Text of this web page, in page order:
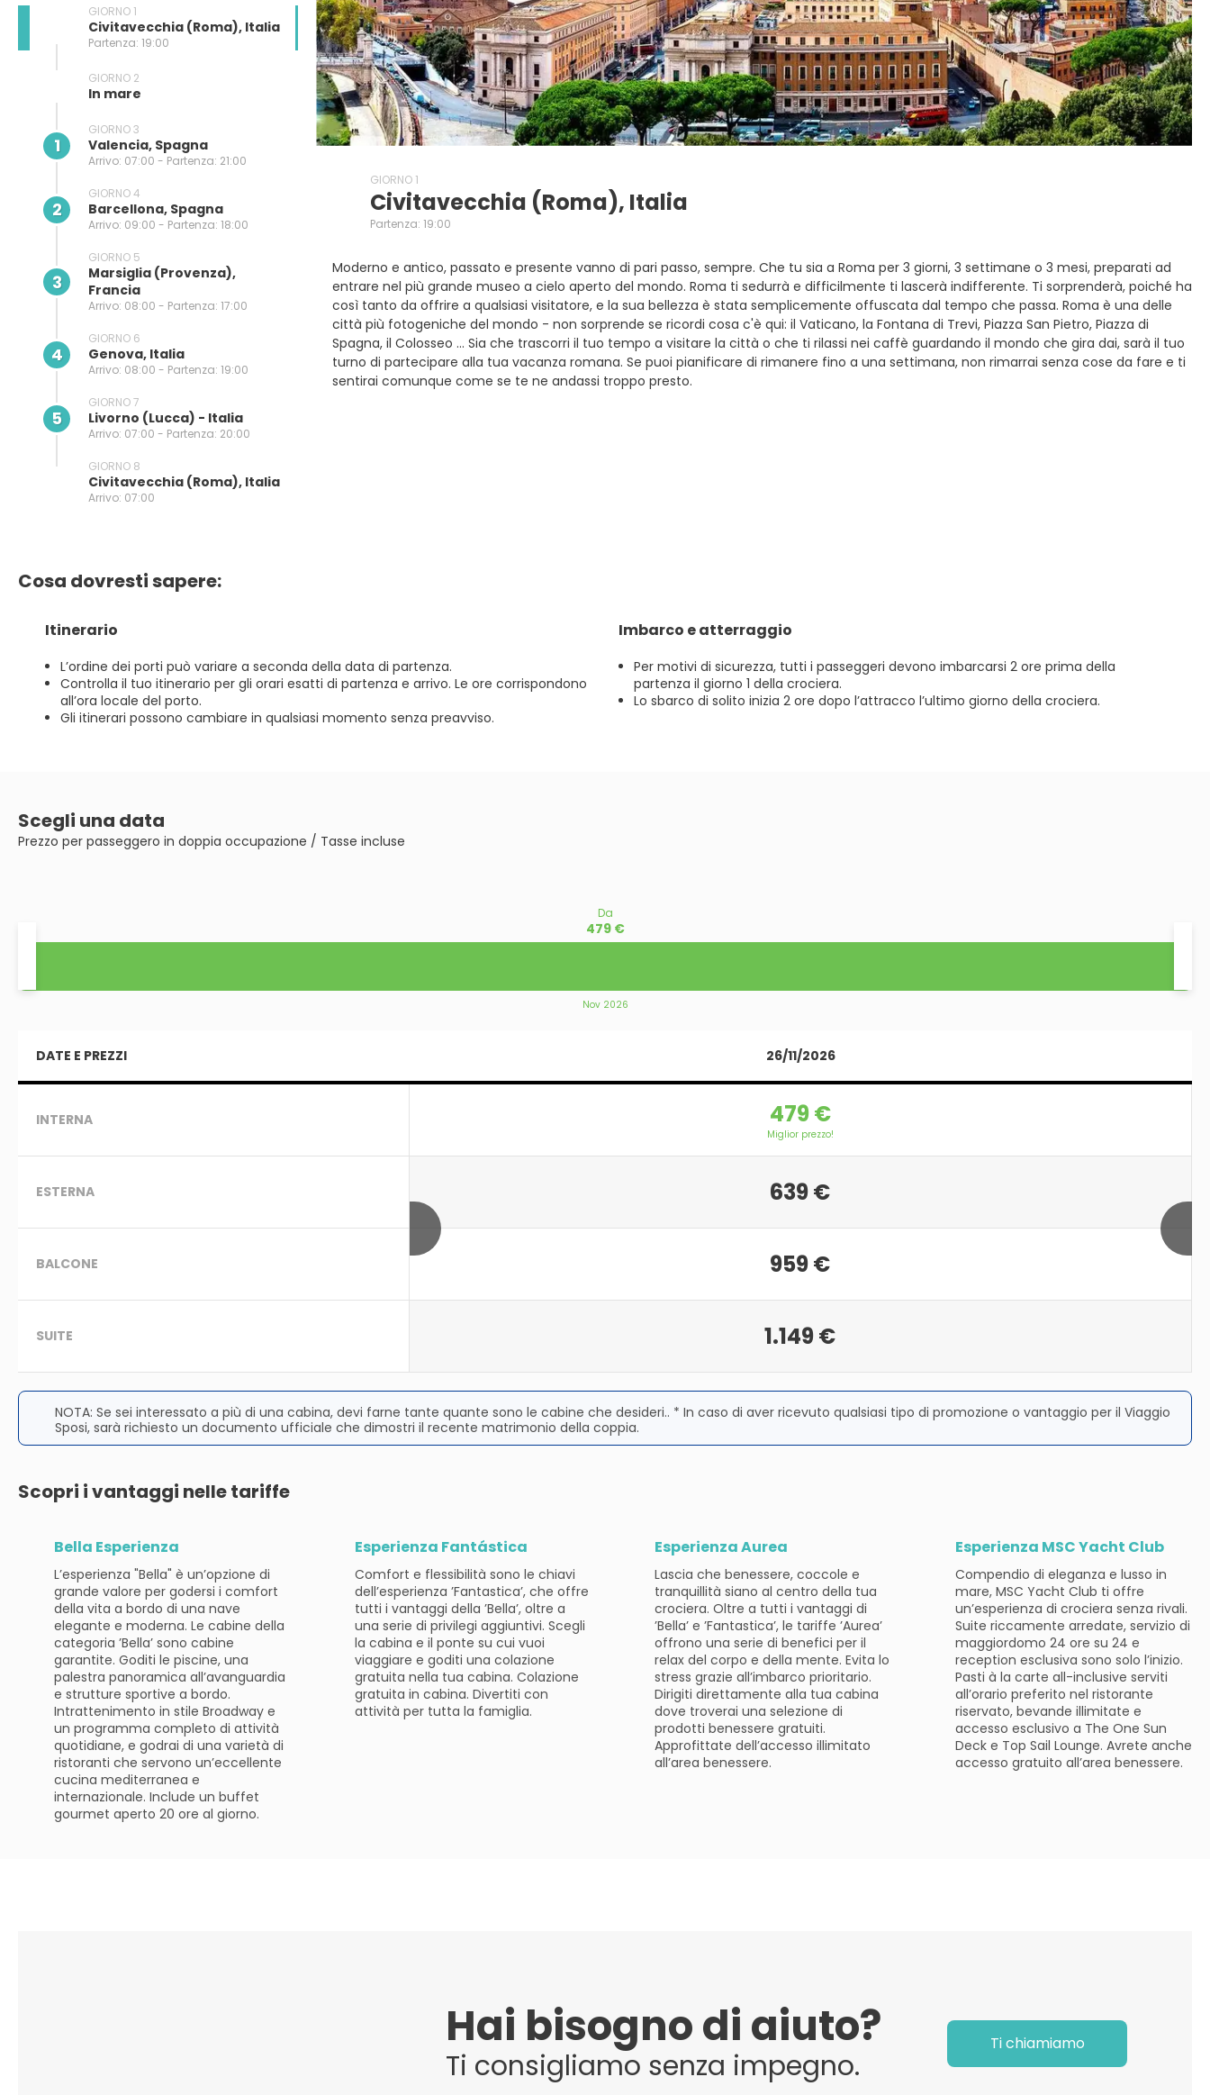
GIORNO 1
Civitavecchia (Roma), Italia
Partenza: 19:00
GIORNO 2
In mare
1
GIORNO 3
Valencia, Spagna
Arrivo: 07:00 - Partenza: 21:00
2
GIORNO 4
Barcellona, Spagna
Arrivo: 09:00 - Partenza: 18:00
3
GIORNO 5
Marsiglia (provenza),
Francia
Arrivo: 08:00 - Partenza: 17:00
4
GIORNO 6
Genova, Italia
Arrivo: 08:00 - Partenza: 19:00
5
GIORNO 7
Livorno (lucca) - Italia
Arrivo: 07:00 - Partenza: 20:00
GIORNO 8
Civitavecchia (Roma), Italia
Arrivo: 07:00
GIORNO 1
Civitavecchia (Roma), Italia
Partenza: 19:00
Moderno e antico, passato e presente vanno di pari passo, sempre. Che tu sia a Roma per 3 giorni, 3 settimane o 3 mesi, preparati ad
entrare nel più grande museo a cielo aperto del mondo. Roma ti sedurrà e difficilmente ti lascerà indifferente. Ti sorprenderà, poiché ha
così tanto da offrire a qualsiasi visitatore, e la sua bellezza è stata semplicemente offuscata dal tempo che passa. Roma è una delle
città più fotogeniche del mondo - non sorprende se ricordi cosa c'è qui: il Vaticano, la Fontana di Trevi, Piazza San Pietro, Piazza di
Spagna, il Colosseo ... Sia che trascorri il tuo tempo a visitare la città o che ti rilassi nei caffè guardando il mondo che gira dai, sarà il tuo
turno di partecipare alla tua vacanza romana. Se puoi pianificare di rimanere fino a una settimana, non rimarrai senza cose da fare e ti
sentirai comunque come se te ne andassi troppo presto.
Cosa dovresti sapere:
Itinerario
L’ordine dei porti può variare a seconda della data di partenza.
Controlla il tuo itinerario per gli orari esatti di partenza e arrivo. Le ore corrispondono
all’ora locale del porto.
Gli itinerari possono cambiare in qualsiasi momento senza preavviso.
Imbarco e atterraggio
Per motivi di sicurezza, tutti i passeggeri devono imbarcarsi 2 ore prima della
partenza il giorno 1 della crociera.
Lo sbarco di solito inizia 2 ore dopo l’attracco l’ultimo giorno della crociera.
Scegli una data
Prezzo per passeggero in doppia occupazione / Tasse incluse
Da
479 €
Nov 2026
DATE E PREZZI
INTERNA
ESTERNA
BALCONE
SUITE
26/11/2026
479 €
Miglior prezzo!
639 €
959 €
1.149 €
NOTA: Se sei interessato a più di una cabina, devi farne tante quante sono le cabine che desideri.. * In caso di aver ricevuto qualsiasi tipo di promozione o vantaggio per il Viaggio
Sposi, sarà richiesto un documento ufficiale che dimostri il recente matrimonio della coppia.
Scopri i vantaggi nelle tariffe
Bella Esperienza
L’esperienza "Bella" è un’opzione di
grande valore per godersi i comfort
della vita a bordo di una nave
elegante e moderna. Le cabine della
categoria ’Bella’ sono cabine
garantite. Goditi le piscine, una
palestra panoramica all’avanguardia
e strutture sportive a bordo.
Intrattenimento in stile Broadway e
un programma completo di attività
quotidiane, e godrai di una varietà di
ristoranti che servono un’eccellente
cucina mediterranea e
internazionale. Include un buffet
gourmet aperto 20 ore al giorno.
Esperienza Fantástica
Comfort e flessibilità sono le chiavi
dell’esperienza ’Fantastica’, che offre
tutti i vantaggi della ’Bella’, oltre a
una serie di privilegi aggiuntivi. Scegli
la cabina e il ponte su cui vuoi
viaggiare e goditi una colazione
gratuita nella tua cabina. Colazione
gratuita in cabina. Divertiti con
attività per tutta la famiglia.
Esperienza Aurea
Lascia che benessere, coccole e
tranquillità siano al centro della tua
crociera. Oltre a tutti i vantaggi di
’Bella’ e ’Fantastica’, le tariffe ’Aurea’
offrono una serie di benefici per il
relax del corpo e della mente. Evita lo
stress grazie all’imbarco prioritario.
Dirigiti direttamente alla tua cabina
dove troverai una selezione di
prodotti benessere gratuiti.
Approfittate dell’accesso illimitato
all’area benessere.
Esperienza MSC Yacht Club
Compendio di eleganza e lusso in
mare, MSC Yacht Club ti offre
un’esperienza di crociera senza rivali.
Suite riccamente arredate, servizio di
maggiordomo 24 ore su 24 e
reception esclusiva sono solo l’inizio.
Pasti à la carte all-inclusive serviti
all’orario preferito nel ristorante
riservato, bevande illimitate e
accesso esclusivo a The One Sun
Deck e Top Sail Lounge. Avrete anche
accesso gratuito all’area benessere.
Hai bisogno di aiuto?
Ti consigliamo senza impegno.
Ti chiamiamo